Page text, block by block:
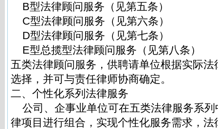
B型法律顾问服务（见第五条）
C型法律顾问服务（见第六条）
D型法律顾问服务（见第七条）
E型总揽型法律顾问服务（见第八条）
五类法律顾问服务，供聘请单位根据实际
选择，并可与责任律师协商确定。
二、个性化系列法律服务
公司、企事业单位可在五类法律服务系列
律项目进行组合，实现个性化服务需求，